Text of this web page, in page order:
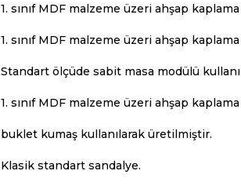
1. sınıf MDF malzeme üzeri ahşap
1. sınıf MDF malzeme üzeri ahşap
Standart ölçüde sabit masa modülü
1. sınıf MDF malzeme üzeri ahşap
buklet kumaş kullanılarak üretilmiştir.
Klasik standart sandalye.